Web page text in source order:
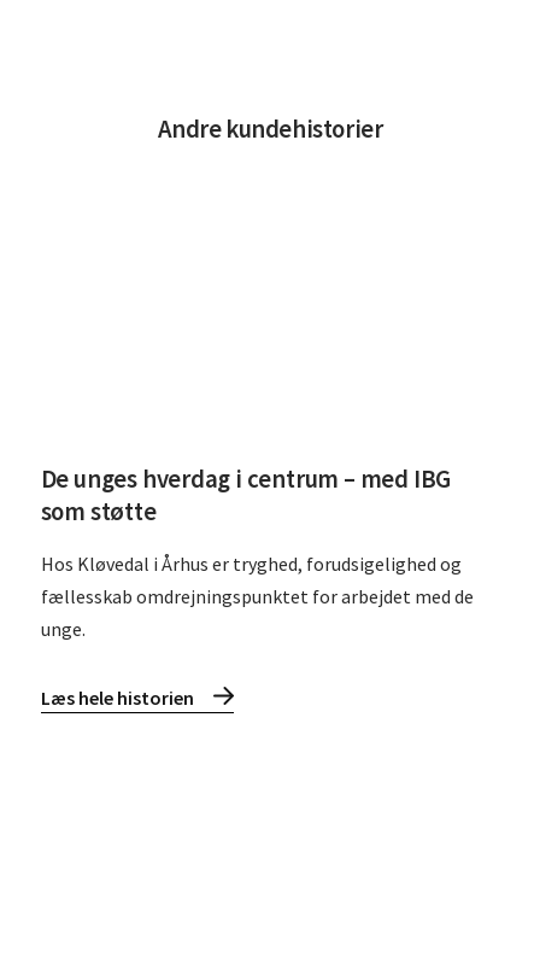
Andre kundehistorier
De unges hverdag i centrum – med IBG
som støtte
Hos Kløvedal i Århus er tryghed, forudsigelighed og
fællesskab omdrejningspunktet for arbejdet med de
unge.
Læs hele historien